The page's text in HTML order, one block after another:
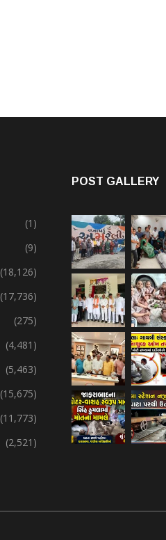
(1)
(9)
(18,126)
(17,736)
(275)
(4,481)
(5,463)
(15,675)
(11,773)
(2,521)
POST GALLERY